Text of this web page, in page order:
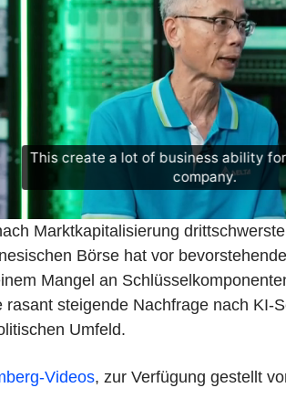
Marktkapitalisierung
Börse hat vor
Mangel an
rasant steigende Nachfrage nach KI-
Umfeld.
Videos, zur Verfügung gestellt